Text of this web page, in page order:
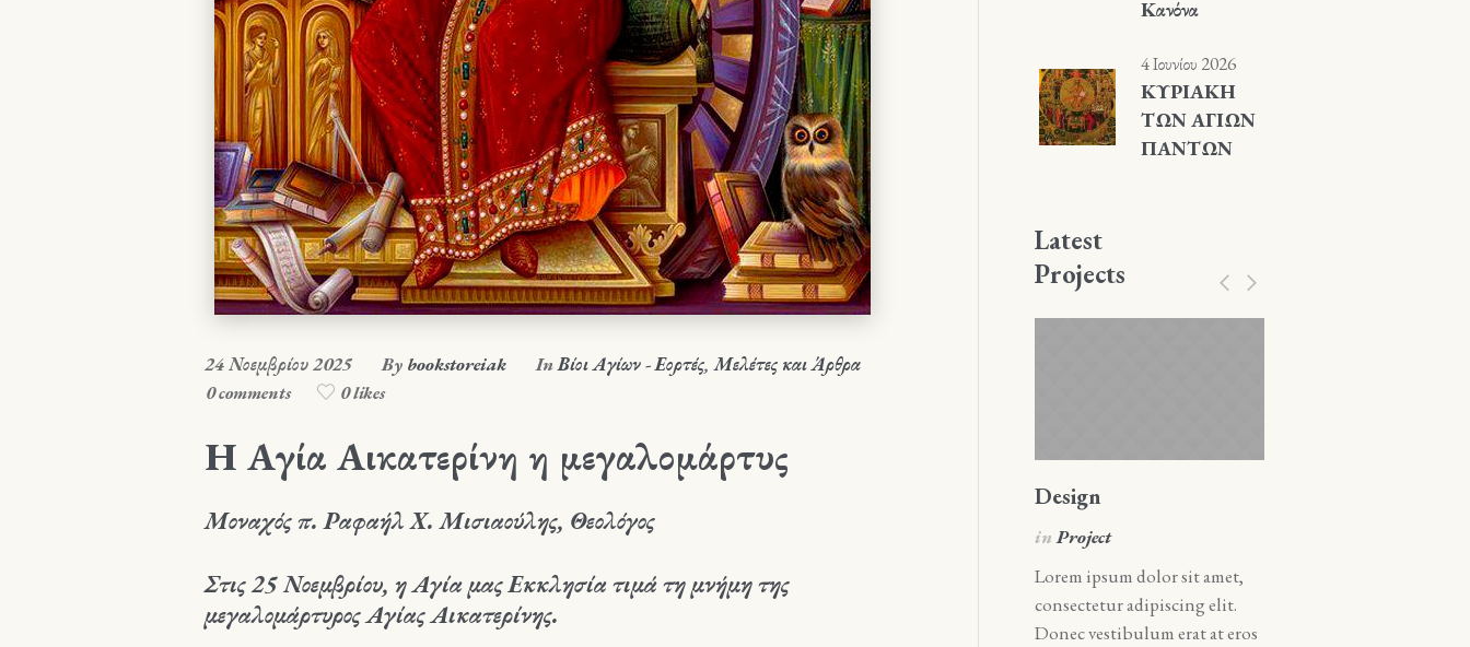
24 Νοεμβρίου 2025 By bookstoreiak InΒίοι Αγίων - Εορτές,Μελέτες και Άρθρα
0 comments 0 likes
Η Αγία Αικατερίνη η μεγαλομάρτυς
Μοναχός π. Ραφαήλ Χ. Μισιαούλης, Θεολόγος
Στις 25 Νοεμβρίου, η Αγία μας Εκκλησία τιμά τη μνήμη της
μεγαλομάρτυρος Αγίας Αικατερίνης.
Κανόνα
4 Ιουνίου 2026
ΚΥΡΙΑΚΗ
ΤΩΝ ΑΓΙΩΝ
ΠΑΝΤΩΝ
Latest
Projects
Design
inProject
Lorem ipsum dolor sit amet,
consectetur adipiscing elit.
Donec vestibulum erat at eros